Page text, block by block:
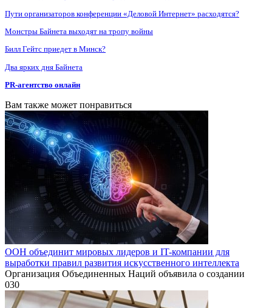
Пути организаторов конференции «Деловой Интернет» расходятся?
Монстры Байнета выходят на тропу войны
Билл Гейтс приедет в Минск?
Два ярких дня Байнета
PR-агентство онлайн
Вам также может понравиться
ООН объединит мировых лидеров и IT-компании для
выработки правил развития искусственного интеллекта
Организация Объединенных Наций объявила о создании
030